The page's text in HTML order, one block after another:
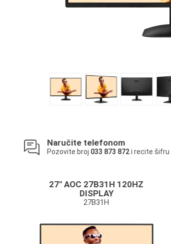
Naručite telefonom
Pozovite broj 033 873 872i recite šifru
27" AOC 27B31H 120HZ
DISPLAY
27B31H